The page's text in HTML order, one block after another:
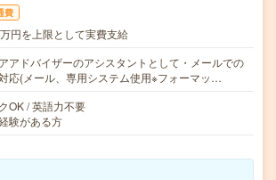
費
円を上限として実費支給
アドバイザーのアシスタントとして・メールでの
応(メール、専用システム使用※フォーマッ…
OK / 英語力不要
験がある方